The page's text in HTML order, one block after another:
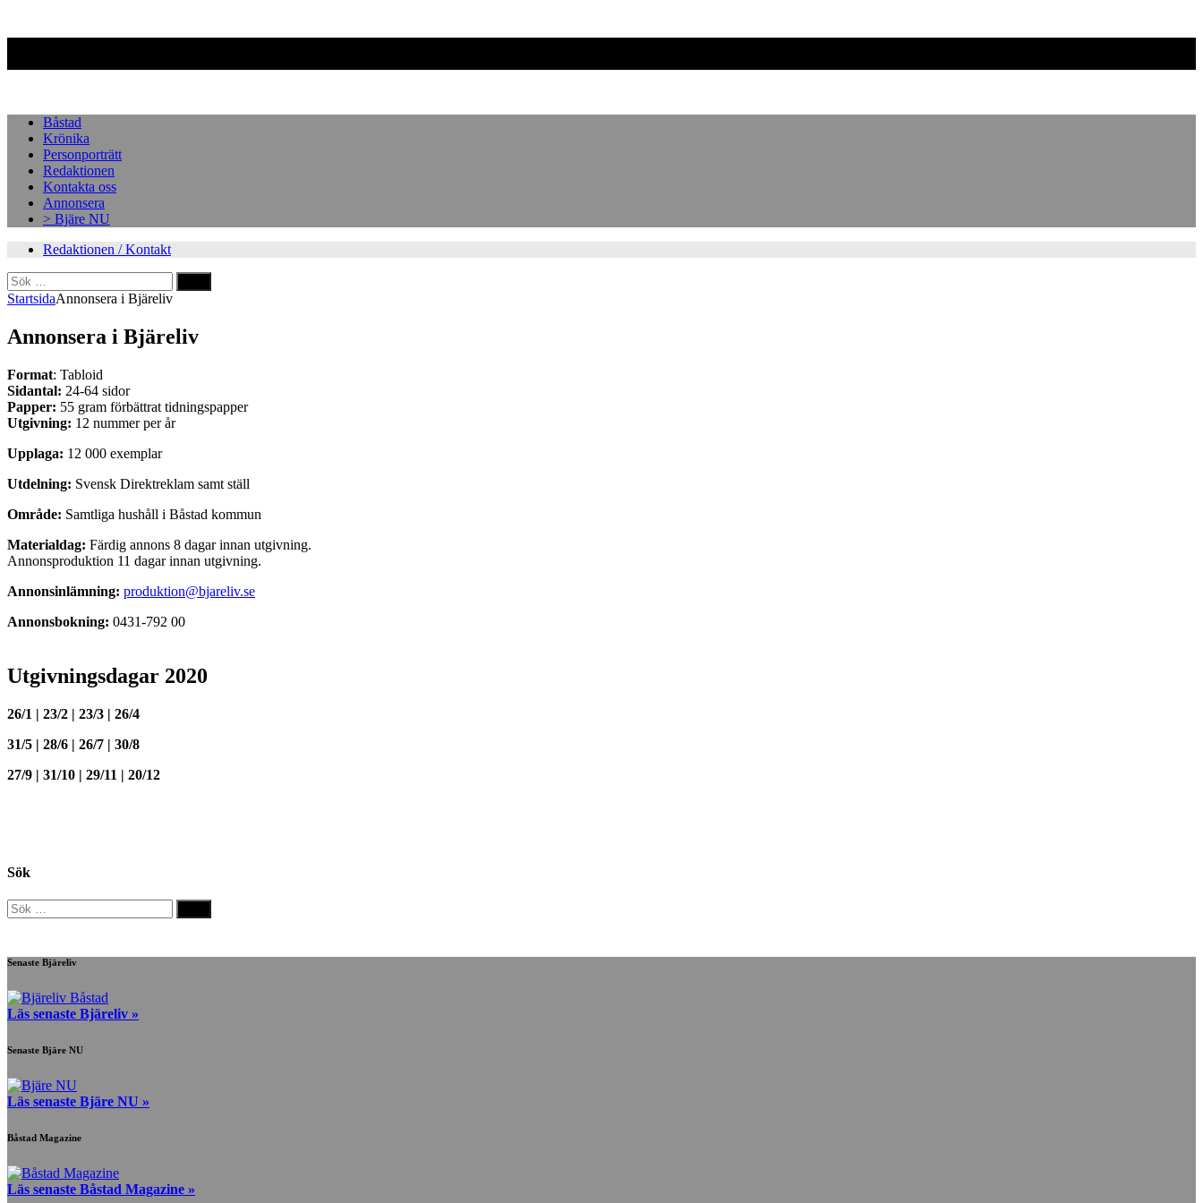
Båstad
Krönika
Personporträtt
Redaktionen
Kontakta oss
Annonsera
> Bjäre NU
Redaktionen / Kontakt
Sök
efter:
StartsidaAnnonsera i Bjäreliv
Annonsera i Bjäreliv
Format: Tabloid
Sidantal: 24-64 sidor
Papper: 55 gram förbättrat tidningspapper
Utgivning: 12 nummer per år
Upplaga: 12 000 exemplar
Utdelning: Svensk Direktreklam samt ställ
Område: Samtliga hushåll i Båstad kommun
Materialdag: Färdig annons 8 dagar innan utgivning.
Annonsproduktion 11 dagar innan utgivning.
Annonsinlämning: produktion@bjareliv.se
Annonsbokning: 0431-792 00
Utgivningsdagar 2020
26/1 | 23/2 | 23/3 | 26/4
31/5 | 28/6 | 26/7 | 30/8
27/9 | 31/10 | 29/11 | 20/12
Sök
Sök
efter:
Senaste Bjäreliv
Läs senaste Bjäreliv »
Senaste Bjäre NU
Läs senaste Bjäre NU »
Båstad Magazine
Läs senaste Båstad Magazine »